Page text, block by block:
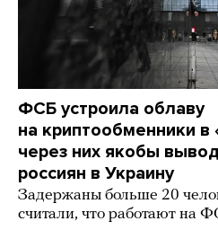
ФСБ устроила облаву
на криптообменники
через них якобы
россиян в Украину
Задержаны больше 20
считали, что работают на